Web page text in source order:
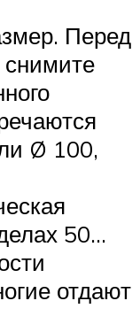
Перед
снимите
Ø 100,
50…
отдают